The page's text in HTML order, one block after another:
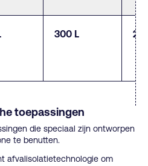
300 L
toepassingen
die speciaal zijn ontworpen
te benutten.
afvalisolatietechnologie om